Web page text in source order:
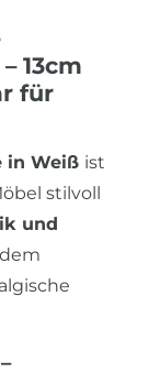
13cm
für
in Weiß ist
stilvoll
und